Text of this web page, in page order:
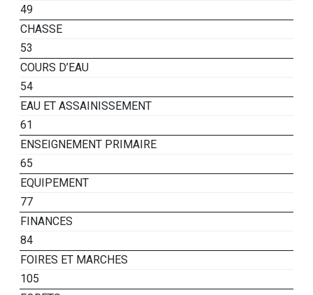
49
CHASSE
53
COURS D’EAU
54
EAU ET ASSAINISSEMENT
61
ENSEIGNEMENT PRIMAIRE
65
EQUIPEMENT
77
FINANCES
84
FOIRES ET MARCHES
105